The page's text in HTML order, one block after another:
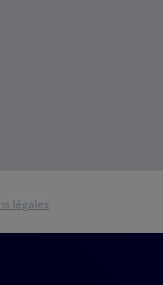
légales